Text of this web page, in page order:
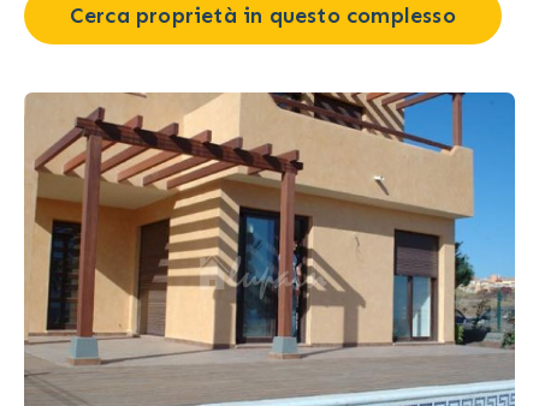
Cerca proprietà in questo complesso